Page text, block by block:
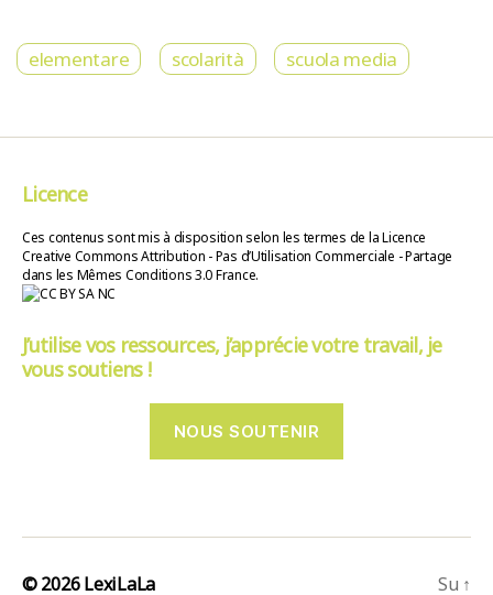
elementare scolarità scuola media
Licence
Ces contenus sont mis à disposition selon les termes de la Licence
Creative Commons Attribution - Pas d’Utilisation Commerciale - Partage
dans les Mêmes Conditions 3.0 France.
J’utilise vos ressources, j’apprécie votre travail, je
vous soutiens !
NOUS SOUTENIR
© 2026LexiLaLa Su ↑